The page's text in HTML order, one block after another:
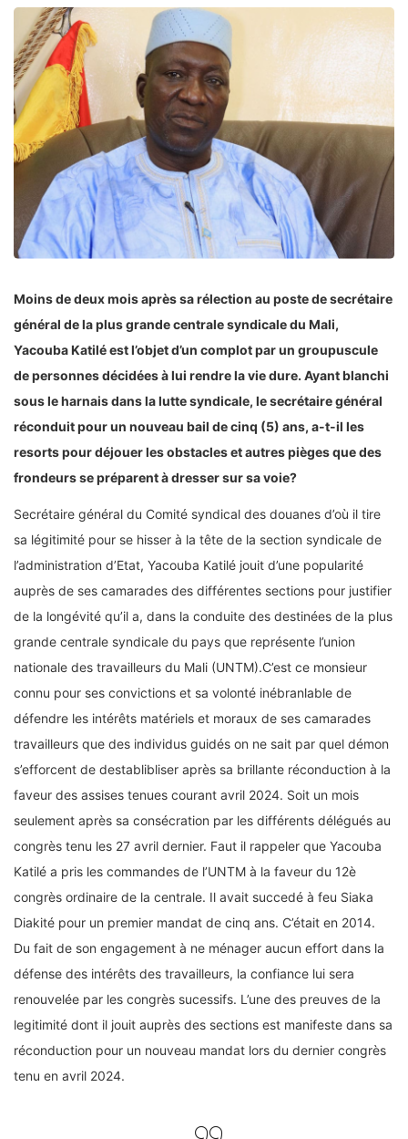
Moins de deux mois après sa rélection au poste de secrétaire
général de la plus grande centrale syndicale du Mali,
Yacouba Katilé est l’objet d’un complot par un groupuscule
de personnes décidées à lui rendre la vie dure. Ayant blanchi
sous le harnais dans la lutte syndicale, le secrétaire général
réconduit pour un nouveau bail de cinq (5) ans, a-t-il les
resorts pour déjouer les obstacles et autres pièges que des
frondeurs se préparent à dresser sur sa voie?
Secrétaire général du Comité syndical des douanes d’où il tire
sa légitimité pour se hisser à la tête de la section syndicale de
l’administration d’Etat, Yacouba Katilé jouit d’une popularité
auprès de ses camarades des différentes sections pour justifier
de la longévité qu’il a, dans la conduite des destinées de la plus
grande centrale syndicale du pays que représente l’union
nationale des travailleurs du Mali (UNTM).C’est ce monsieur
connu pour ses convictions et sa volonté inébranlable de
défendre les intérêts matériels et moraux de ses camarades
travailleurs que des individus guidés on ne sait par quel démon
s’efforcent de destablibliser après sa brillante réconduction à la
faveur des assises tenues courant avril 2024. Soit un mois
seulement après sa consécration par les différents délégués au
congrès tenu les 27 avril dernier. Faut il rappeler que Yacouba
Katilé a pris les commandes de l’UNTM à la faveur du 12è
congrès ordinaire de la centrale. Il avait succedé à feu Siaka
Diakité pour un premier mandat de cinq ans. C’était en 2014.
Du fait de son engagement à ne ménager aucun effort dans la
défense des intérêts des travailleurs, la confiance lui sera
renouvelée par les congrès sucessifs. L’une des preuves de la
legitimité dont il jouit auprès des sections est manifeste dans sa
réconduction pour un nouveau mandat lors du dernier congrès
tenu en avril 2024.